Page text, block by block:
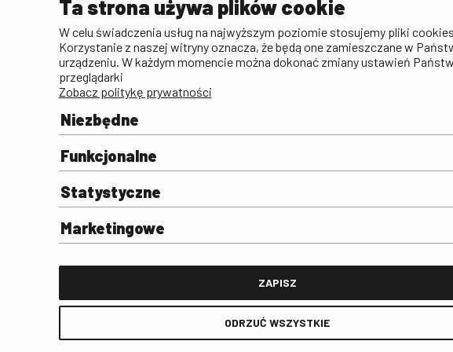
Biogramy.pl. Polski Portal
Filmoteka Szkolna
Olimpiada Wiedzy o Filmie i
Komunikacji Społecznej
Repozytorium Cyfrowe
Wynajem przestrzeni FINA
Publicystyka filmowa
Deklaracja dostępności
Polityka antykorupcyjna
Praca w FINA
Ta strona używa plików cookie
W celu świadczenia usług na najwyższym poziomie stosujemy pliki cookies.
Korzystanie z naszej witryny oznacza, że będą one zamieszczane w
urządzeniu. W każdym momencie można dokonać zmiany ustawień
przeglądarki
Zobacz politykę prywatności
Niezbędne
Funkcjonalne
Statystyczne
Marketingowe
ZAPISZ
ODRZUĆ WSZYSTKIE